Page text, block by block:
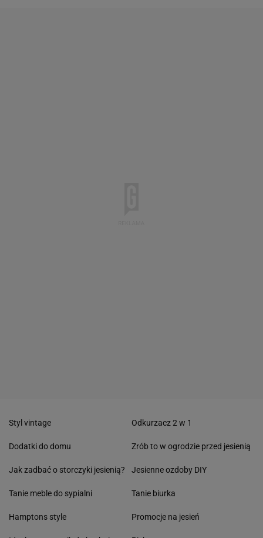
Styl vintage
Dodatki do domu
Jak zadbać o storczyki jesienią?
Tanie meble do sypialni
Hamptons style
Odkurzacz 2 w 1
Zrób to w ogrodzie przed jesienią
Jesienne ozdoby DIY
Tanie biurka
Promocje na jesień